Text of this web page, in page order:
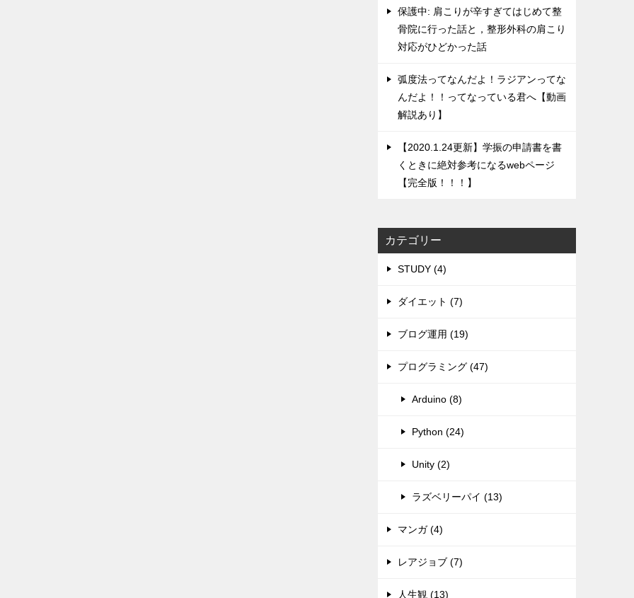
保護中: 肩こりが辛すぎてはじめて整
骨院に行った話と，整形外科の肩こり
対応がひどかった話
弧度法ってなんだよ！ラジアンってな
んだよ！！ってなっている君へ【動画
解説あり】
【2020.1.24更新】学振の申請書を書
くときに絶対参考になるwebページ
【完全版！！！】
カテゴリー
STUDY (4)
ダイエット (7)
ブログ運用 (19)
プログラミング (47)
Arduino (8)
Python (24)
Unity (2)
ラズベリーパイ (13)
マンガ (4)
レアジョブ (7)
人生観 (13)